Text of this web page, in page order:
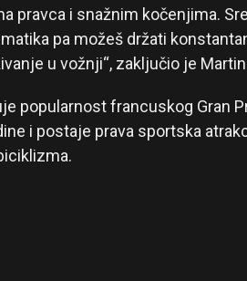
pravca i snažnim kočenjima.
pa možeš držati
u vožnji“, zaključio je
popularnost francuskog Gran
i postaje prava sportska